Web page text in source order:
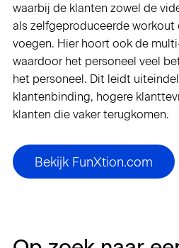
waarbij de klanten zowel de
als zelfgeproduceerde
voegen. Hier hoort ook de
waardoor het personeel veel
het personeel. Dit leidt
klantenbinding, hogere
klanten die vaker terugkomen.
Bekijk FunXtion.com